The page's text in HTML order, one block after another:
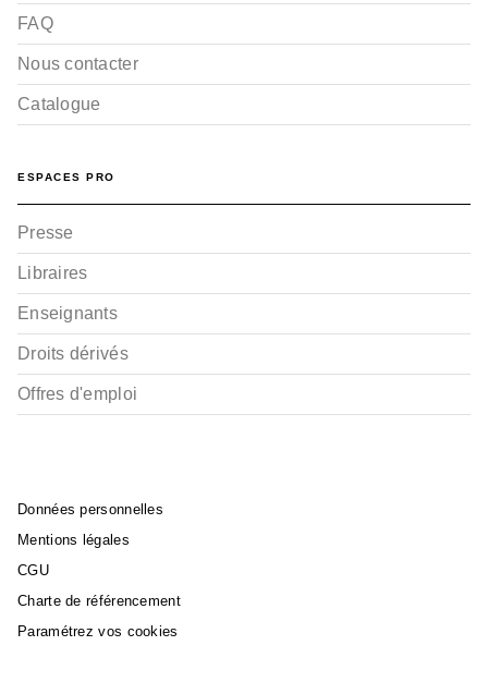
FAQ
Nous contacter
Catalogue
ESPACES PRO
Presse
Libraires
Enseignants
Droits dérivés
Offres d'emploi
Données personnelles
Mentions légales
CGU
Charte de référencement
Paramétrez vos cookies